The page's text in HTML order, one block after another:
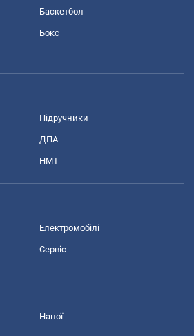
Баскетбол
Бокс
Підручники
ДПА
НМТ
Електромобілі
Сервіс
Напої